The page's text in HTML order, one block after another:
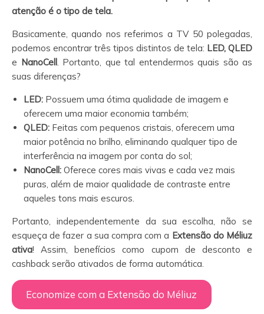
atenção é o tipo de tela.
Basicamente, quando nos referimos a TV 50 polegadas,
podemos encontrar três tipos distintos de tela: LED, QLED
e NanoCell. Portanto, que tal entendermos quais são as
suas diferenças?
LED: Possuem uma ótima qualidade de imagem e
oferecem uma maior economia também;
QLED: Feitas com pequenos cristais, oferecem uma
maior potência no brilho, eliminando qualquer tipo de
interferência na imagem por conta do sol;
NanoCell: Oferece cores mais vivas e cada vez mais
puras, além de maior qualidade de contraste entre
aqueles tons mais escuros.
Portanto, independentemente da sua escolha, não se
esqueça de fazer a sua compra com a Extensão do Méliuz
ativa! Assim, benefícios como cupom de desconto e
cashback serão ativados de forma automática.
Economize com a Extensão do Méliuz